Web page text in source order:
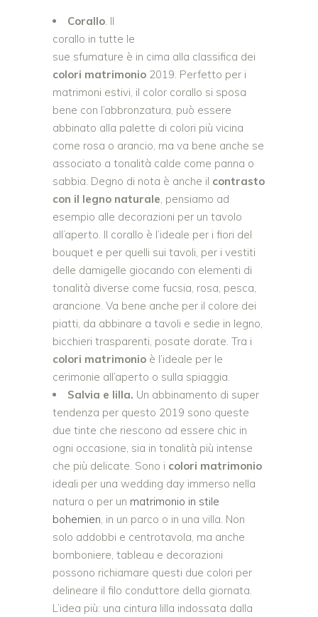
Corallo. Il
corallo in tutte le
sue sfumature è in cima alla classifica dei
colori matrimonio 2019. Perfetto per i
matrimoni estivi, il color corallo si sposa
bene con l’abbronzatura, può essere
abbinato alla palette di colori più vicina
come rosa o arancio, ma va bene anche se
associato a tonalità calde come panna o
sabbia. Degno di nota è anche il contrasto
con il legno naturale, pensiamo ad
esempio alle decorazioni per un tavolo
all’aperto. Il corallo è l’ideale per i fiori del
bouquet e per quelli sui tavoli, per i vestiti
delle damigelle giocando con elementi di
tonalità diverse come fucsia, rosa, pesca,
arancione. Va bene anche per il colore dei
piatti, da abbinare a tavoli e sedie in legno,
bicchieri trasparenti, posate dorate. Tra i
colori matrimonio è l’ideale per le
cerimonie all’aperto o sulla spiaggia.
Salvia e lilla. Un abbinamento di super
tendenza per questo 2019 sono queste
due tinte che riescono ad essere chic in
ogni occasione, sia in tonalità più intense
che più delicate. Sono i colori matrimonio
ideali per una wedding day immerso nella
natura o per un matrimonio in stile
bohemien, in un parco o in una villa. Non
solo addobbi e centrotavola, ma anche
bomboniere, tableau e decorazioni
possono richiamare questi due colori per
delineare il filo conduttore della giornata.
L’idea più: una cintura lilla indossata dalla